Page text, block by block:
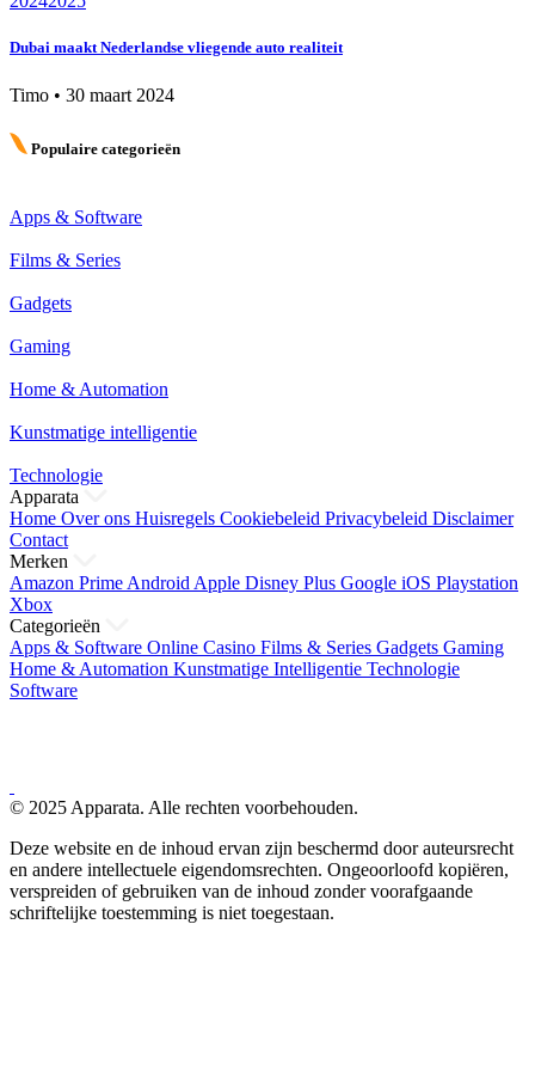
Dubai maakt Nederlandse vliegende auto realiteit
Timo • 30 maart 2024
Populaire categorieën
Apps & Software
Films & Series
Gadgets
Gaming
Home & Automation
Kunstmatige intelligentie
Technologie
Apparata
Home Over ons Huisregels Cookiebeleid Privacybeleid Disclaimer
Contact
Merken
Amazon Prime Android Apple Disney Plus Google iOS Playstation
Xbox
Categorieën
Apps & Software Online Casino Films & Series Gadgets Gaming
Home & Automation Kunstmatige Intelligentie Technologie
Software
© 2025 Apparata. Alle rechten voorbehouden.
Deze website en de inhoud ervan zijn beschermd door auteursrecht
en andere intellectuele eigendomsrechten. Ongeoorloofd kopiëren,
verspreiden of gebruiken van de inhoud zonder voorafgaande
schriftelijke toestemming is niet toegestaan.